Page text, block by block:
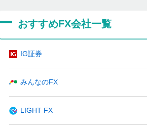
おすすめFX会社一覧
IG証券
みんなのFX
LIGHT FX